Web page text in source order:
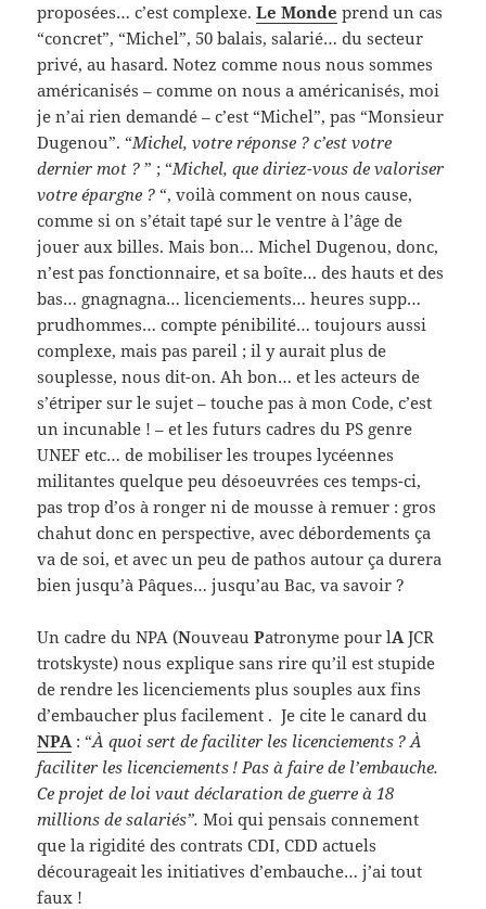
proposées… c’est complexe.Le Monde prend un cas
“concret”, “Michel”, 50 balais, salarié… du secteur
privé, au hasard. Notez comme nous nous sommes
américanisés – comme on nous a américanisés, moi
je n’ai rien demandé – c’est “Michel”, pas “Monsieur
Dugenou”. “Michel, votre réponse ? c’est votre
dernier mot ? ” ; “Michel, que diriez-vous de valoriser
votre épargne ? “, voilà comment on nous cause,
comme si on s’était tapé sur le ventre à l’âge de
jouer aux billes. Mais bon… Michel Dugenou, donc,
n’est pas fonctionnaire, et sa boîte… des hauts et des
bas… gnagnagna… licenciements… heures supp…
prudhommes… compte pénibilité… toujours aussi
complexe, mais pas pareil ; il y aurait plus de
souplesse, nous dit-on. Ah bon… et les acteurs de
s’étriper sur le sujet – touche pas à mon Code, c’est
un incunable ! – et les futurs cadres du PS genre
UNEF etc… de mobiliser les troupes lycéennes
militantes quelque peu désoeuvrées ces temps-ci,
pas trop d’os à ronger ni de mousse à remuer : gros
chahut donc en perspective, avec débordements ça
va de soi, et avec un peu de pathos autour ça durera
bien jusqu’à Pâques… jusqu’au Bac, va savoir ?
Un cadre du NPA (NouveauPatronyme pour lAJCR
trotskyste) nous explique sans rire qu’il est stupide
de rendre les licenciements plus souples aux fins
d’embaucher plus facilement . Je cite le canard du
NPA: “À quoi sert de faciliter les licenciements ? À
faciliter les licenciements ! Pas à faire de l’embauche.
Ce projet de loi vaut déclaration de guerre à 18
millions de salariés”. Moi qui pensais connement
que la rigidité des contrats CDI, CDD actuels
décourageait les initiatives d’embauche… j’ai tout
faux !